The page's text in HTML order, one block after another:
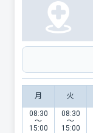
月 火
08:30
〜
15:00
08:30
〜
15:00